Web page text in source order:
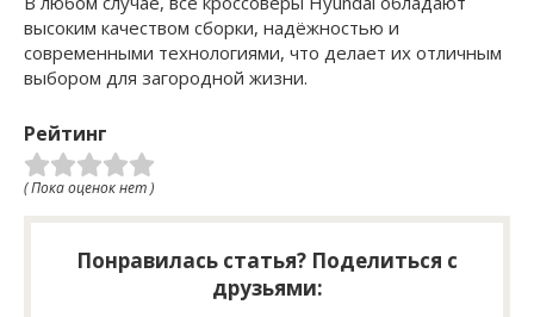
высоким качеством сборки, надёжностью и
современными технологиями, что делает их отличным
выбором для загородной жизни.
Рейтинг
( Пока оценок нет )
Понравилась статья? Поделиться с
друзьями: